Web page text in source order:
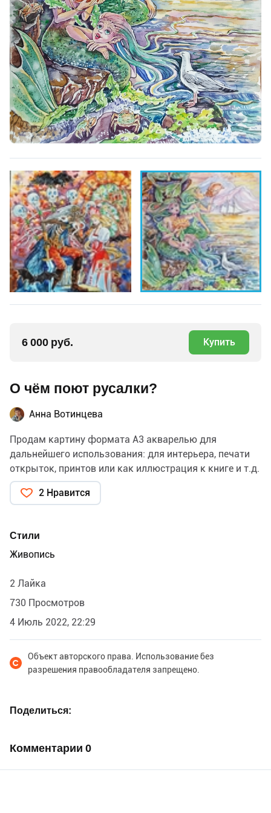
6 000 руб. Купить
О чём поют русалки?
Анна Вотинцева
Продам картину формата А3 акварелью для
дальнейшего использования: для интерьера, печати
открыток, принтов или как иллюстрация к книге и т.д.
2 Нравится
Стили
Живопись
2 Лайка
730 Просмотров
4 Июль 2022, 22:29
Объект авторского права. Использование без
разрешения правообладателя запрещено.
Поделиться
Комментарии 0